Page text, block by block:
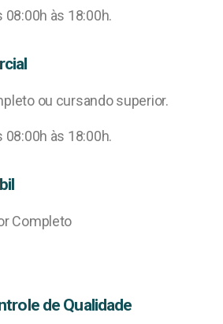
08:00h às 18:00h.
ou cursando superior.
08:00h às 18:00h.
Completo
de Qualidade